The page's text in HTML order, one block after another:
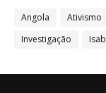
Angola Ativismo
Investigação